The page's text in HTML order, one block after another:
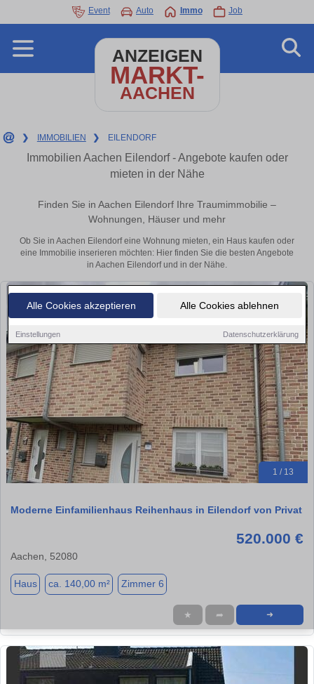
Alle Cookies akzeptieren Alle Cookies ablehnen
Einstellungen Datenschutzerklärung
Event Auto Immo Job
ANZEIGEN
MARKT-
AACHEN
❯ IMMOBILIEN ❯ EILENDORF
Immobilien Aachen Eilendorf - Angebote kaufen oder
mieten in der Nähe
Finden Sie in Aachen Eilendorf Ihre Traumimmobilie –
Wohnungen, Häuser und mehr
Ob Sie in Aachen Eilendorf eine Wohnung mieten, ein Haus kaufen oder
eine Immobilie inserieren möchten: Hier finden Sie die besten Angebote
in Aachen Eilendorf und in der Nähe.
1 / 13
Moderne Einfamilienhaus Reihenhaus in Eilendorf von Privat
520.000 €
Aachen, 52080
Haus ca. 140,00 m² Zimmer 6
★ ➦ ➜